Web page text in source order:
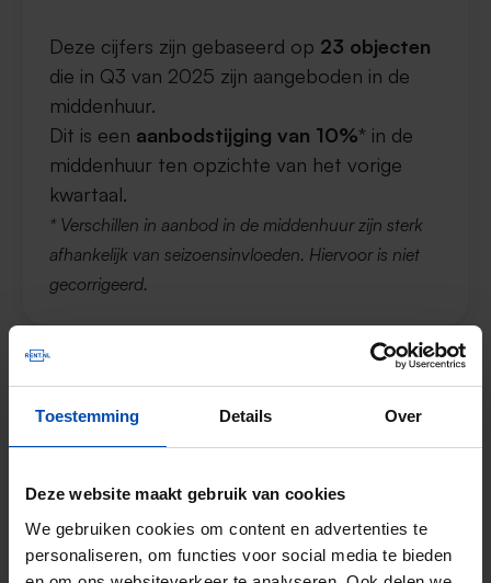
Toestemming Details Over
Deze website maakt gebruik van cookies
We gebruiken cookies om content en advertenties te
personaliseren, om functies voor social media te bieden
Deze cijfers zijn gebaseerd op 23 objecten
die in Q3 van 2025 zijn aangeboden in de
middenhuur.
Dit is een aanbodstijging van 10%* in de
middenhuur ten opzichte van het vorige
kwartaal.
* Verschillen in aanbod in de middenhuur zijn sterk
afhankelijk van seizoensinvloeden. Hiervoor is niet
gecorrigeerd.
Vierkantemeterprijs voor de vrije
sector in Schiedam
De gemiddelde huurprijs in de vrije sector in
Schiedam was in Q3 in 2025€21,77 per m2
Dit is eenprijsstijging van 8,70%ten